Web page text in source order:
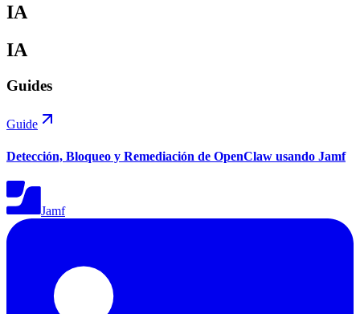
IA
IA
Guides
Guide
Detección, Bloqueo y Remediación de OpenClaw usando Jamf
Jamf